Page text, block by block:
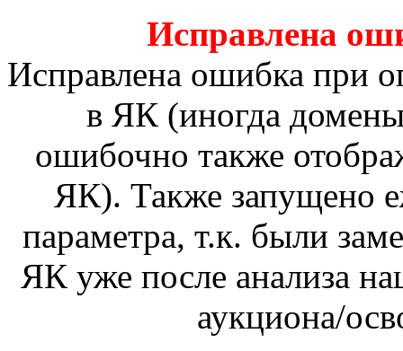
Исправлена
Исправлена ошибка при
в ЯК (иногда
ошибочно также
ЯК). Также запущено
параметра, т.к. были
ЯК уже после анализа
аукциона/